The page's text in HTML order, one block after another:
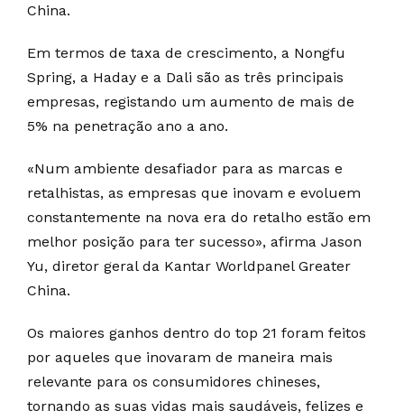
China.
Em termos de taxa de crescimento, a Nongfu
Spring, a Haday e a Dali são as três principais
empresas, registando um aumento de mais de
5% na penetração ano a ano.
«Num ambiente desafiador para as marcas e
retalhistas, as empresas que inovam e evoluem
constantemente na nova era do retalho estão em
melhor posição para ter sucesso», afirma Jason
Yu, diretor geral da Kantar Worldpanel Greater
China.
Os maiores ganhos dentro do top 21 foram feitos
por aqueles que inovaram de maneira mais
relevante para os consumidores chineses,
tornando as suas vidas mais saudáveis, felizes e